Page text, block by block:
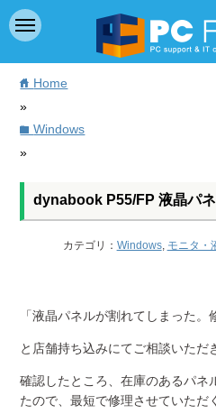
home Home
»
folderWindows
»
dynabook P55/FP 液晶パ
カテゴリ： Windows, モニタ・
「液晶パネルが割れてしまった。
と店舗持ち込みにてご相談いただ
確認したところ、在庫のあるパネ
たので、最短で修理させていただ